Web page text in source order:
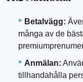
Betalvägg:
många av de
Anmälan:
tillhandahålla